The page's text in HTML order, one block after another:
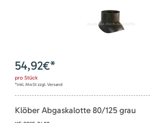
54,92€*
pro Stück
*inkl. MwSt zzgl. Versand
Klöber Abgaskalotte 80/125 grau